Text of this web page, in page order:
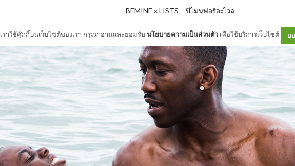
เราใช้คุ๊กกี้บนเว็บไซต์ของเรา กรุณาอ่านและยอมรับนโยบายความเป็นส่วนตัว เพื่อใช้บริการเว็บไซต์ ย
BEMINE x LISTS – บีไมนฟอร์อะไวล